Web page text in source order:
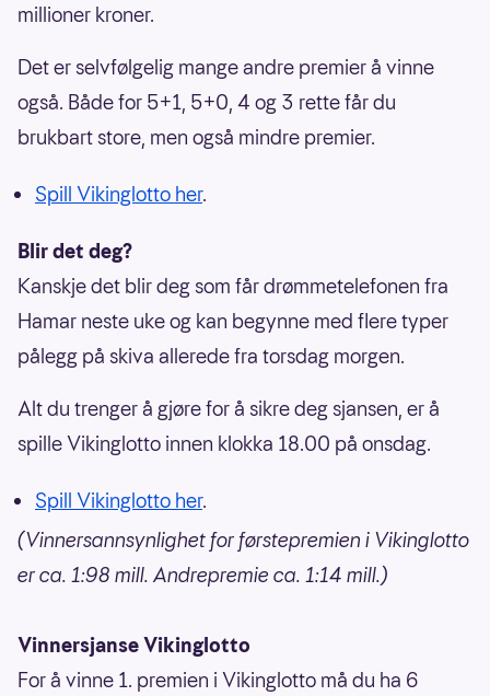
millioner kroner.
Det er selvfølgelig mange andre premier å vinne
også. Både for 5+1, 5+0, 4 og 3 rette får du
brukbart store, men også mindre premier.
Spill Vikinglotto her.
Blir det deg?
Kanskje det blir deg som får drømmetelefonen fra
Hamar neste uke og kan begynne med flere typer
pålegg på skiva allerede fra torsdag morgen.
Alt du trenger å gjøre for å sikre deg sjansen, er å
spille Vikinglotto innen klokka 18.00 på onsdag.
Spill Vikinglotto her.
(Vinnersannsynlighet for førstepremien i Vikinglotto
er ca. 1:98 mill. Andrepremie ca. 1:14 mill.)
Vinnersjanse Vikinglotto
For å vinne 1. premien i Vikinglotto må du ha 6